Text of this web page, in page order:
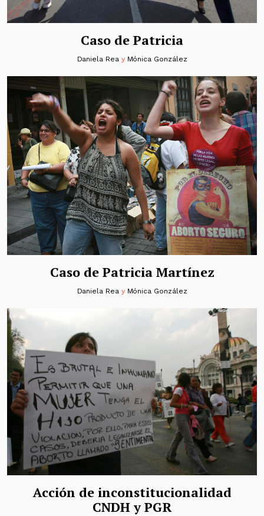
Caso de Patricia
Daniela Reay Mónica González
Caso de Patricia Martínez
Daniela Reay Mónica González
Acción de inconstitucionalidad
CNDH y PGR